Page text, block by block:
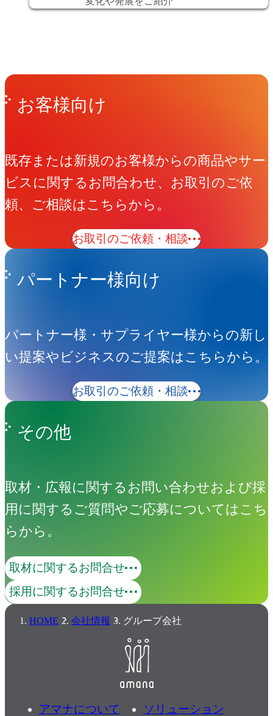
Get in Touchお問い合わせ
お客様向け
既存または新規のお客様からの商品やサー
ビスに関するお問合わせ、お取引のご依
頼、ご相談はこちらから。
お取引のご依頼・相談
パートナー様向け
パートナー様・サプライヤー様からの新し
い提案やビジネスのご提案はこちらから。
お取引のご依頼・相談
その他
取材・広報に関するお問い合わせおよび採
用に関するご質問やご応募についてはこち
らから。
取材に関するお問合せ
採用に関するお問合せ
HOME 会社情報 グループ会社
アマナについて
ソリューション